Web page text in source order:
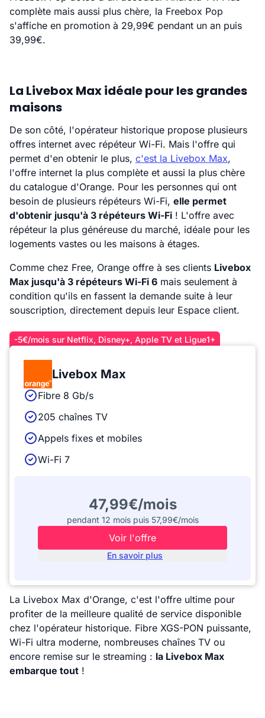
complète mais aussi plus chère, la Freebox Pop
s'affiche en promotion à 29,99€ pendant un an puis
39,99€.
La Livebox Max idéale pour les grandes
maisons
De son côté, l'opérateur historique propose plusieurs
offres internet avec répéteur Wi-Fi. Mais l'offre qui
permet d'en obtenir le plus, c'est la Livebox Max,
l'offre internet la plus complète et aussi la plus chère
du catalogue d'Orange. Pour les personnes qui ont
besoin de plusieurs répéteurs Wi-Fi, elle permet
d'obtenir jusqu'à 3 répéteurs Wi-Fi ! L'offre avec
répéteur la plus généreuse du marché, idéale pour les
logements vastes ou les maisons à étages.
Comme chez Free, Orange offre à ses clients Livebox
Max jusqu'à 3 répéteurs Wi-Fi 6 mais seulement à
condition qu'ils en fassent la demande suite à leur
souscription, directement depuis leur Espace client.
-5€/mois sur Netflix, Disney+, Apple TV et Ligue1+
Livebox Max
Fibre 8 Gb/s
205 chaînes TV
Appels fixes et mobiles
Wi-Fi 7
47,99€/mois
pendant 12 mois puis 57,99€/mois
Voir l'offre
En savoir plus
La Livebox Max d'Orange, c'est l'offre ultime pour
profiter de la meilleure qualité de service disponible
chez l'opérateur historique. Fibre XGS-PON puissante,
Wi-Fi ultra moderne, nombreuses chaînes TV ou
encore remise sur le streaming : la Livebox Max
embarque tout !